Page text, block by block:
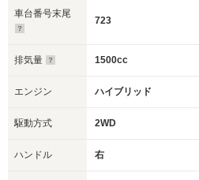
車台番号末尾
723
排気量 1500cc
エンジン ハイブリッド
駆動方式 2WD
ハンドル 右